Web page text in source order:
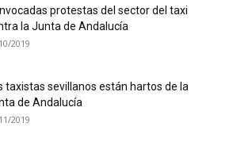
protestas del sector del taxi
la Junta de Andalucía
2019
taxistas sevillanos están hartos de la
de Andalucía
2019